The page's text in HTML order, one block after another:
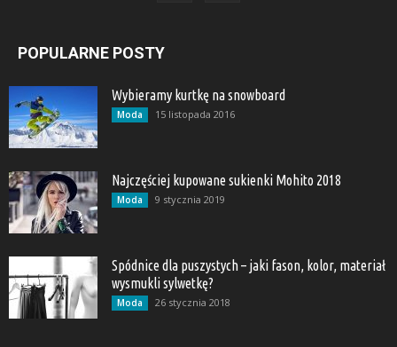
POPULARNE POSTY
Wybieramy kurtkę na snowboard
Moda 15 listopada 2016
Najczęściej kupowane sukienki Mohito 2018
Moda 9 stycznia 2019
Spódnice dla puszystych – jaki fason, kolor, materiał
wysmukli sylwetkę?
Moda 26 stycznia 2018